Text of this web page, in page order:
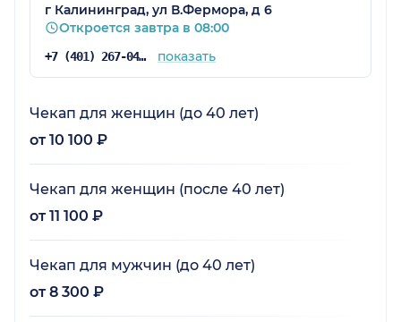
г Калининград, ул В.Фермора, д 6
Откроется завтра в 08:00
+7 (401) 267-04-04 показать
Чекап для женщин (до 40 лет)
от 10 100 ₽
Чекап для женщин (после 40 лет)
от 11 100 ₽
Чекап для мужчин (до 40 лет)
от 8 300 ₽